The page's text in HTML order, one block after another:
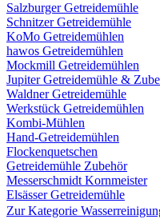
Salzburger Getreidemühle
Schnitzer Getreidemühle
KoMo Getreidemühlen
hawos Getreidemühlen
Mockmill Getreidemühlen
Jupiter Getreidemühle &
Waldner Getreidemühle
Werkstück Getreidemühlen
Kombi-Mühlen
Hand-Getreidemühlen
Flockenquetschen
Getreidemühle Zubehör
Messerschmidt Kornmeister
Elsässer Getreidemühle
Zur Kategorie